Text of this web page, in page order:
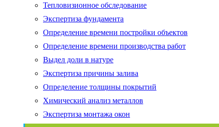
Тепловизионное обследование
Экспертиза фундамента
Определение времени постройки объектов
Определение времени производства работ
Выдел доли в натуре
Экспертиза причины залива
Определение толщины покрытий
Химический анализ металлов
Экспертиза монтажа окон